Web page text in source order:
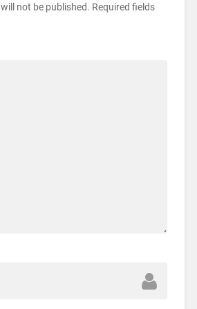
not be published. Required fields